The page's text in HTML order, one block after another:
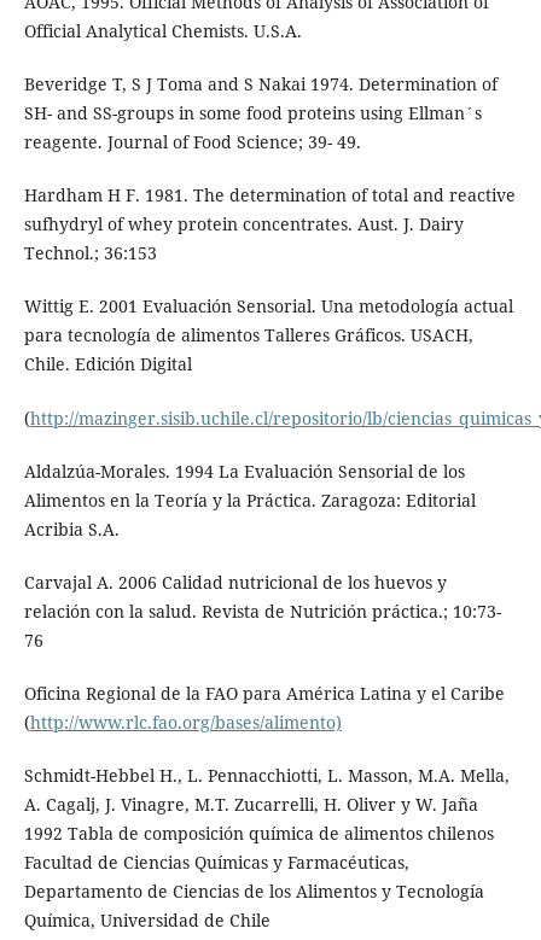
Official Analytical Chemists. U.S.A.
Beveridge T, S J Toma and S Nakai 1974. Determination of
SH- and SS-groups in some food proteins using Ellman´s
reagente. Journal of Food Science; 39- 49.
Hardham H F. 1981. The determination of total and reactive
sufhydryl of whey protein concentrates. Aust. J. Dairy
Technol.; 36:153
Wittig E. 2001 Evaluación Sensorial. Una metodología actual
para tecnología de alimentos Talleres Gráficos. USACH,
Chile. Edición Digital
(http://mazinger.sisib.uchile.cl/repositorio/lb/
Aldalzúa-Morales. 1994 La Evaluación Sensorial de los
Alimentos en la Teoría y la Práctica. Zaragoza: Editorial
Acribia S.A.
Carvajal A. 2006 Calidad nutricional de los huevos y
relación con la salud. Revista de Nutrición práctica.; 10:73-
76
Oficina Regional de la FAO para América Latina y el Caribe
(http://www.rlc.fao.org/bases/alimento)
Schmidt-Hebbel H., L. Pennacchiotti, L. Masson, M.A. Mella,
A. Cagalj, J. Vinagre, M.T. Zucarrelli, H. Oliver y W. Jaña
1992 Tabla de composición química de alimentos chilenos
Facultad de Ciencias Químicas y Farmacéuticas,
Departamento de Ciencias de los Alimentos y Tecnología
Química, Universidad de Chile